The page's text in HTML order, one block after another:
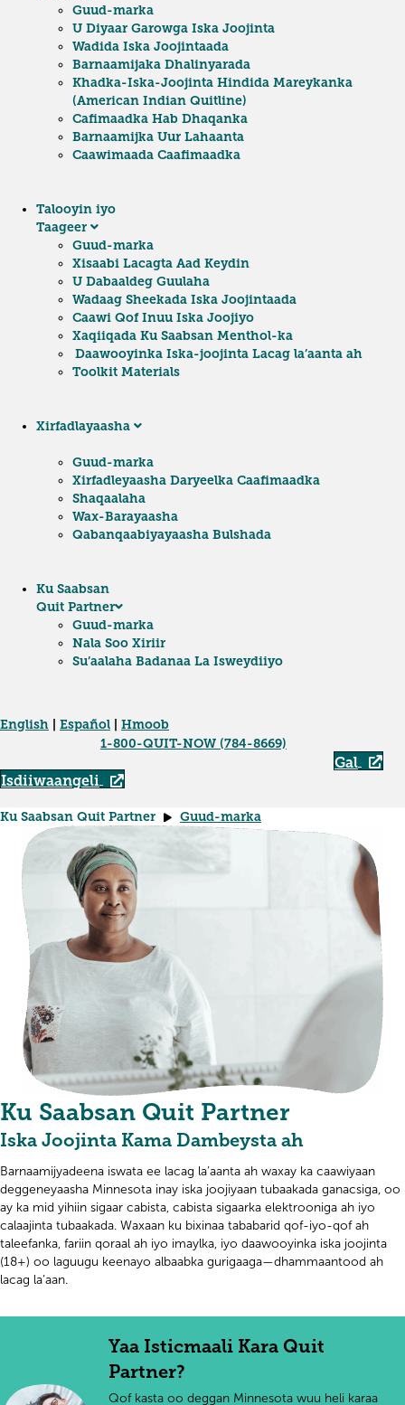
Guud-marka
U Diyaar Garowga Iska Joojinta
Wadida Iska Joojintaada
Barnaamijaka Dhalinyarada
Khadka-Iska-Joojinta Hindida Mareykanka
(American Indian Quitline)
Cafimaadka Hab Dhaqanka
Barnaamijka Uur Lahaanta
Caawimaada Caafimaadka
Talooyin iyo
Taageer
Guud-marka
Xisaabi Lacagta Aad Keydin
U Dabaaldeg Guulaha
Wadaag Sheekada Iska Joojintaada
Caawi Qof Inuu Iska Joojiyo
Xaqiiqada Ku Saabsan Menthol-ka
Daawooyinka Iska-joojinta Lacag la’aanta ah
Toolkit Materials
Xirfadlayaasha
Guud-marka
Xirfadleyaasha Daryeelka Caafimaadka
Shaqaalaha
Wax-Barayaasha
Qabanqaabiyayaasha Bulshada
Ku Saabsan
Quit Partner
Guud-marka
Nala Soo Xiriir
Su’aalaha Badanaa La Isweydiiyo
English Español
Hmoob
1-800-QUIT-NOW (784-8669)
Gal
Isdiiwaangeli
Ku Saabsan Quit Partner Guud-marka
Ku Saabsan Quit Partner
Iska Joojinta Kama Dambeysta ah
Barnaamijyadeena iswata ee lacag la’aanta ah waxay ka caawiyaan
deggeneyaasha Minnesota inay iska joojiyaan tubaakada ganacsiga, oo
ay ka mid yihiin sigaar cabista, cabista sigaarka elektrooniga ah iyo
calaajinta tubaakada. Waxaan ku bixinaa tababarid qof-iyo-qof ah
taleefanka, fariin qoraal ah iyo imaylka, iyo daawooyinka iska joojinta
(18+) oo laguugu keenayo albaabka gurigaaga—dhammaantood ah
lacag la’aan.
Yaa Isticmaali Kara Quit
Partner?
Qof kasta oo deggan Minnesota wuu heli karaa